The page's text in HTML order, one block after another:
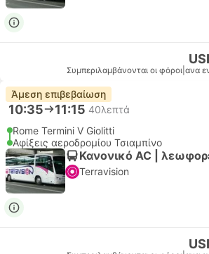
Συμπεριλαμβάνονται οι φόροι ανα
Άμεση επιβεβαίωση
10:35 11:15 40λεπτά
Rome Termini V Giolitti
Αφίξεις αεροδρομίου Τσιαμπίνο
Κανονικό AC |
Terravision